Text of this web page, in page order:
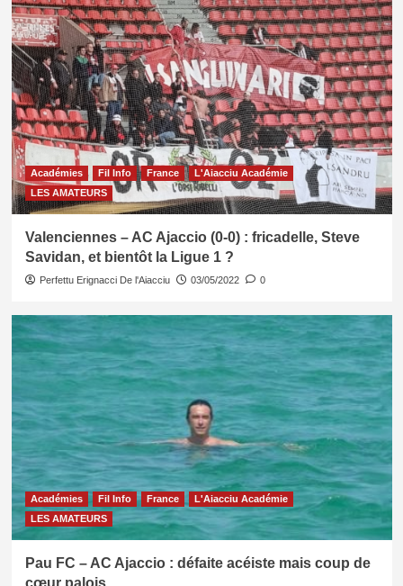
Académies Fil Info France
L'Aiacciu Académie
LES AMATEURS
Valenciennes – AC Ajaccio (0-0) : fricadelle, Steve
Savidan, et bientôt la Ligue 1 ?
Perfettu Erignacci De l'Aiacciu 03/05/2022 0
Académies Fil Info France
L'Aiacciu Académie
LES AMATEURS
Pau FC – AC Ajaccio : défaite acéiste mais coup de
cœur palois